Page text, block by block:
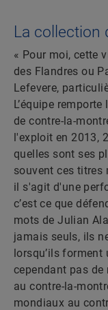
La collection
« Pour moi, cette
des Flandres ou
Lefevere,
L’équipe
de contre-la-
l'exploit en 2013,
quelles sont ses
souvent ces titres
il s'agit d'une
c’est ce que
mots de Julian
jamais seuls, ils
lorsqu’ils forment
cependant pas
au contre-la-
mondiaux au